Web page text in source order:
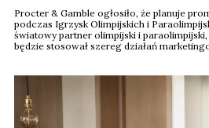
Procter & Gamble ogłosiło, że planuje
podczas Igrzysk Olimpijskich i
światowy partner olimpijski i
będzie stosował szereg działań
usługi w Wiosce ...